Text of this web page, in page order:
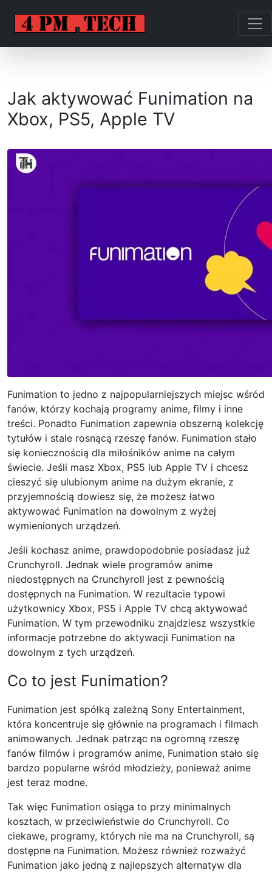
Jak aktywować Funimation na
Xbox, PS5, Apple TV
Funimation to jedno z najpopularniejszych miejsc wśród
fanów, którzy kochają programy anime, filmy i inne
treści. Ponadto Funimation zapewnia obszerną kolekcję
tytułów i stale rosnącą rzeszę fanów. Funimation stało
się koniecznością dla miłośników anime na całym
świecie. Jeśli masz Xbox, PS5 lub Apple TV i chcesz
cieszyć się ulubionym anime na dużym ekranie, z
przyjemnością dowiesz się, że możesz łatwo
aktywować Funimation na dowolnym z wyżej
wymienionych urządzeń.
Jeśli kochasz anime, prawdopodobnie posiadasz już
Crunchyroll. Jednak wiele programów anime
niedostępnych na Crunchyroll jest z pewnością
dostępnych na Funimation. W rezultacie typowi
użytkownicy Xbox, PS5 i Apple TV chcą aktywować
Funimation. W tym przewodniku znajdziesz wszystkie
informacje potrzebne do aktywacji Funimation na
dowolnym z tych urządzeń.
Co to jest Funimation?
Funimation jest spółką zależną Sony Entertainment,
która koncentruje się głównie na programach i filmach
animowanych. Jednak patrząc na ogromną rzeszę
fanów filmów i programów anime, Funimation stało się
bardzo popularne wśród młodzieży, ponieważ anime
jest teraz modne.
Tak więc Funimation osiąga to przy minimalnych
kosztach, w przeciwieństwie do Crunchyroll. Co
ciekawe, programy, których nie ma na Crunchyroll, są
dostępne na Funimation. Możesz również rozważyć
Funimation jako jedną z najlepszych alternatyw dla